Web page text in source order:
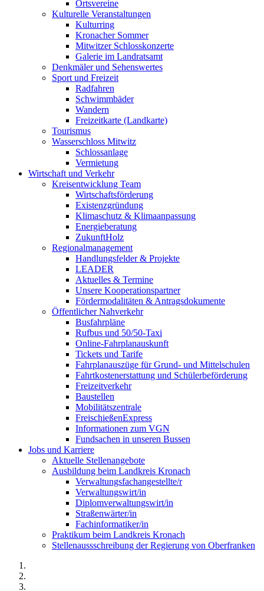
Ortsvereine
Kulturelle Veranstaltungen
Kulturring
Kronacher Sommer
Mitwitzer Schlosskonzerte
Galerie im Landratsamt
Denkmäler und Sehenswertes
Sport und Freizeit
Radfahren
Schwimmbäder
Wandern
Freizeitkarte (Landkarte)
Tourismus
Wasserschloss Mitwitz
Schlossanlage
Vermietung
Wirtschaft und Verkehr
Kreisentwicklung Team
Wirtschaftsförderung
Existenzgründung
Klimaschutz & Klimaanpassung
Energieberatung
ZukunftHolz
Regionalmanagement
Handlungsfelder & Projekte
LEADER
Aktuelles & Termine
Unsere Kooperationspartner
Fördermodalitäten & Antragsdokumente
Öffentlicher Nahverkehr
Busfahrpläne
Rufbus und 50/50-Taxi
Online-Fahrplanauskunft
Tickets und Tarife
Fahrplanauszüge für Grund- und Mittelschulen
Fahrtkostenerstattung und Schülerbeförderung
Freizeitverkehr
Baustellen
Mobilitätszentrale
FreischießenExpress
Informationen zum VGN
Fundsachen in unseren Bussen
Jobs und Karriere
Aktuelle Stellenangebote
Ausbildung beim Landkreis Kronach
Verwaltungsfachangestellte/r
Verwaltungswirt/in
Diplomverwaltungswirt/in
Straßenwärter/in
Fachinformatiker/in
Praktikum beim Landkreis Kronach
Stellenaussschreibung der Regierung von Oberfranken